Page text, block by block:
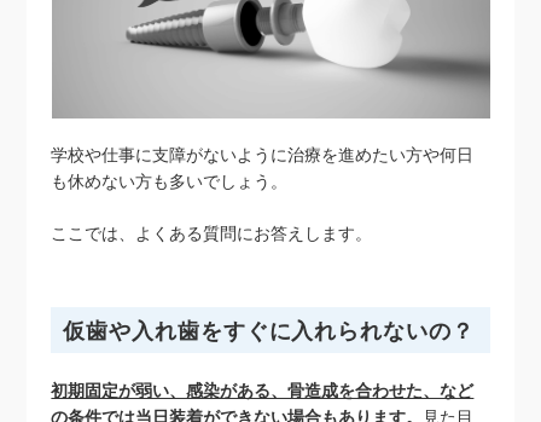
学校や仕事に支障がないように治療を進めたい方や何日
も休めない方も多いでしょう。
ここでは、よくある質問にお答えします。
仮歯や入れ歯をすぐに入れられないの？
初期固定が弱い、感染がある、骨造成を合わせた、など
の条件では当日装着ができない場合もあります。
見た目